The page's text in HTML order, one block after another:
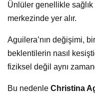
Ünlüler genellikle sağlık
merkezinde yer alır.
Aguilera’nın değişimi,
beklentilerin nasıl
fiziksel değil aynı
Bu nedenle Christina